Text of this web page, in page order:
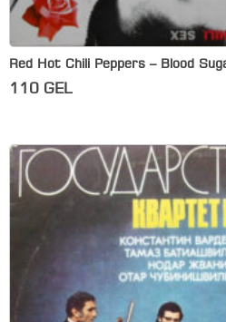
Red Hot Chili Peppers – Blood
110 GEL